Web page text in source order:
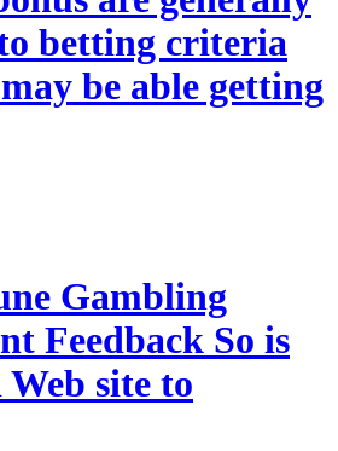
betting criteria
be able getting
Gambling
Feedback So is
site to